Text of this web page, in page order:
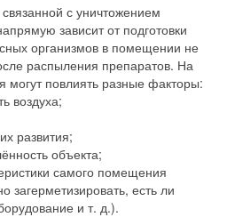
с уничтожением
зависит от подготовки
организмов в помещении не
распыления препаратов. На
могут повлиять разные факторы:
воздуха;
развития;
объекта;
самого помещения
загерметизировать, есть ли
и т. д.).